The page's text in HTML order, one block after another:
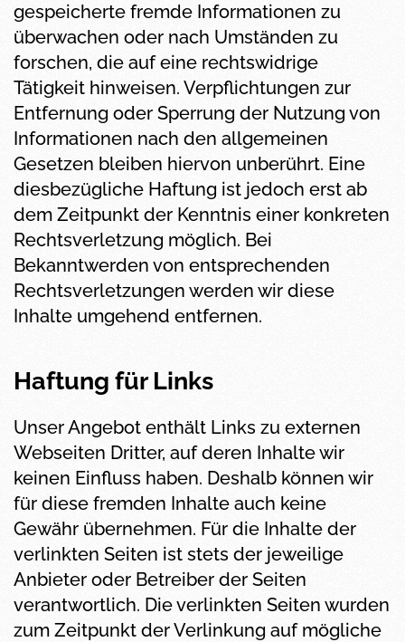
gespeicherte fremde Informationen zu
überwachen oder nach Umständen zu
forschen, die auf eine rechtswidrige
Tätigkeit hinweisen. Verpflichtungen zur
Entfernung oder Sperrung der Nutzung von
Informationen nach den allgemeinen
Gesetzen bleiben hiervon unberührt. Eine
diesbezügliche Haftung ist jedoch erst ab
dem Zeitpunkt der Kenntnis einer konkreten
Rechtsverletzung möglich. Bei
Bekanntwerden von entsprechenden
Rechtsverletzungen werden wir diese
Inhalte umgehend entfernen.
Haftung für Links
Unser Angebot enthält Links zu externen
Webseiten Dritter, auf deren Inhalte wir
keinen Einfluss haben. Deshalb können wir
für diese fremden Inhalte auch keine
Gewähr übernehmen. Für die Inhalte der
verlinkten Seiten ist stets der jeweilige
Anbieter oder Betreiber der Seiten
verantwortlich. Die verlinkten Seiten wurden
zum Zeitpunkt der Verlinkung auf mögliche